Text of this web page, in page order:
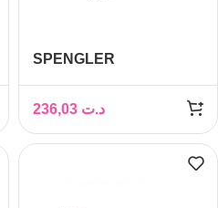
SPENGLER
د.ت